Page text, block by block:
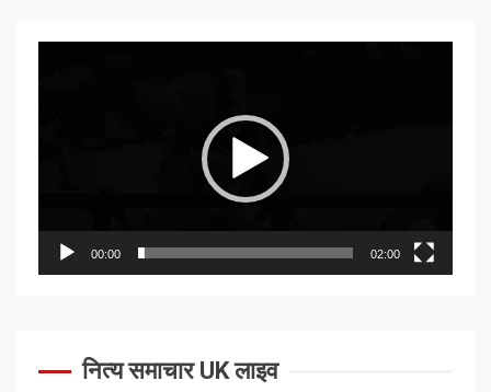
00:00 02:00
नित्य समाचार UK लाइव